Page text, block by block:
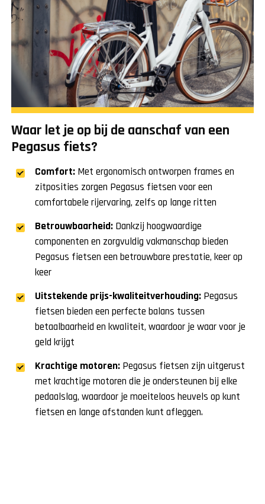
Waar let je op bij de aanschaf van een
Pegasus fiets?
Comfort: Met ergonomisch ontworpen frames en
zitposities zorgen Pegasus fietsen voor een
comfortabele rijervaring, zelfs op lange ritten
Betrouwbaarheid: Dankzij hoogwaardige
componenten en zorgvuldig vakmanschap bieden
Pegasus fietsen een betrouwbare prestatie, keer op
keer
Uitstekende prijs-kwaliteitverhouding: Pegasus
fietsen bieden een perfecte balans tussen
betaalbaarheid en kwaliteit, waardoor je waar voor je
geld krijgt
Krachtige motoren: Pegasus fietsen zijn uitgerust
met krachtige motoren die je ondersteunen bij elke
pedaalslag, waardoor je moeiteloos heuvels op kunt
fietsen en lange afstanden kunt afleggen.